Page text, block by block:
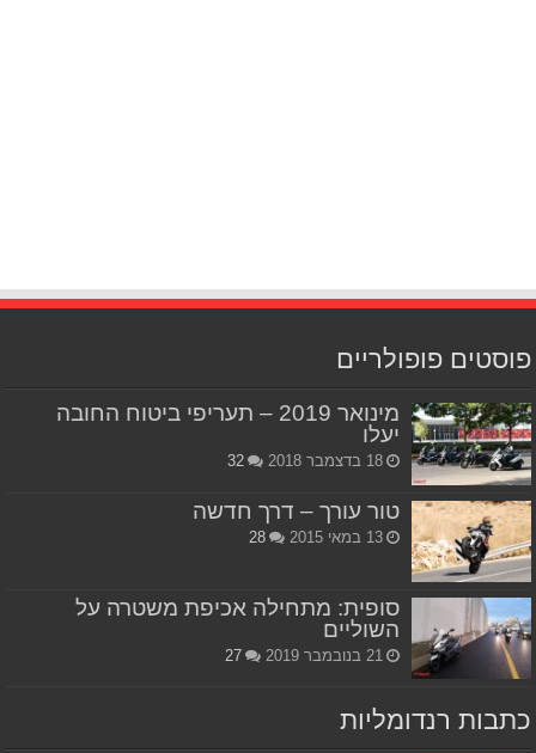
פוסטים פופולריים
מינואר 2019 – תעריפי ביטוח החובה
יעלו
18 בדצמבר 2018 32
טור עורך – דרך חדשה
13 במאי 2015 28
סופית: מתחילה אכיפת משטרה על
השוליים
21 בנובמבר 2019 27
כתבות רנדומליות